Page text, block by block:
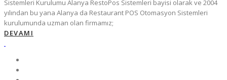
Sistemleri Kurulumu Alanya RestoPos Sistemleri bayisi olarak ve 2004
yılından bu yana Alanya da Restaurant POS Otomasyon Sistemleri
kurulumunda uzman olan firmamız;
DEVAMI